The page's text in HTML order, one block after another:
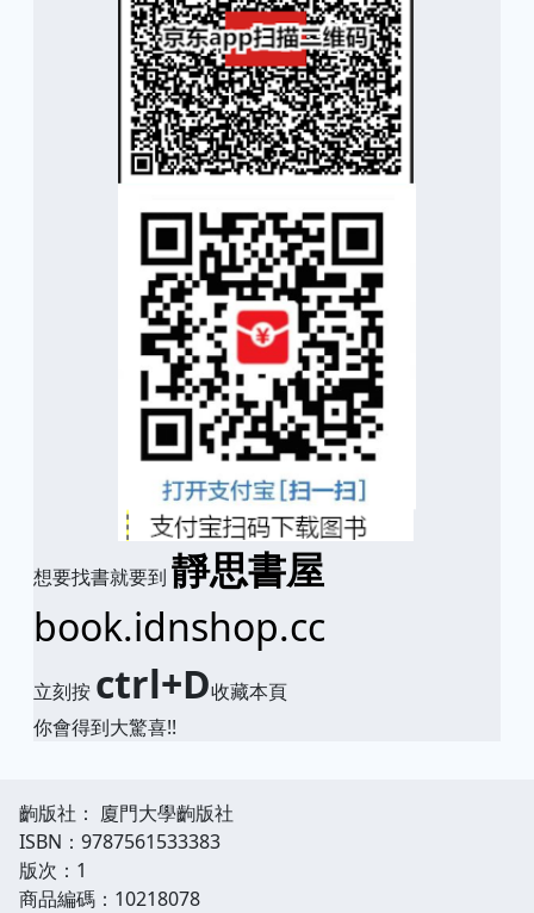
想要找書就要到 靜思書屋
book.idnshop.cc
立刻按 ctrl+D收藏本頁
你會得到大驚喜!!
齣版社： 廈門大學齣版社
ISBN：9787561533383
版次：1
商品編碼：10218078